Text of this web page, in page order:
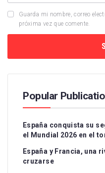
Guarda mi nombre, correo
próxima vez que comente.
Popular
España conquista su
el Mundial 2026 en el
España y Francia, una
cruzarse